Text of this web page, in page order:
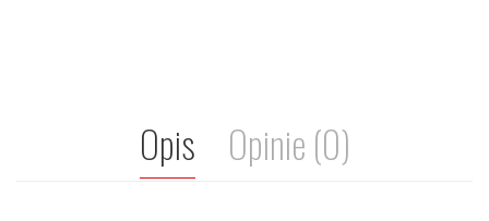
Opis Opinie (0)